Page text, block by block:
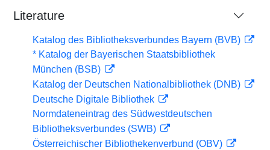
Literature
Katalog des Bibliotheksverbundes Bayern (BVB)
* Katalog der Bayerischen Staatsbibliothek
München (BSB)
Katalog der Deutschen Nationalbibliothek (DNB)
Deutsche Digitale Bibliothek
Normdateneintrag des Südwestdeutschen
Bibliotheksverbundes (SWB)
Österreichischer Bibliothekenverbund (OBV)